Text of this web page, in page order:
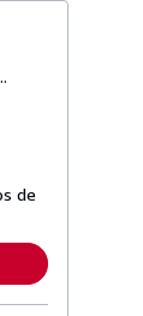
de